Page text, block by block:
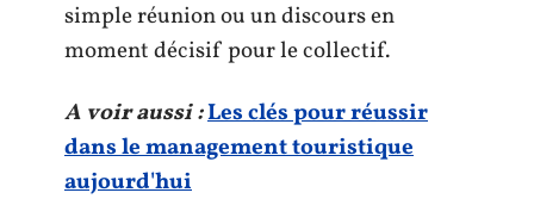
simple réunion ou un discours en
moment décisif pour le collectif.
A voir aussi :Les clés pour réussir
dans le management touristique
aujourd'hui